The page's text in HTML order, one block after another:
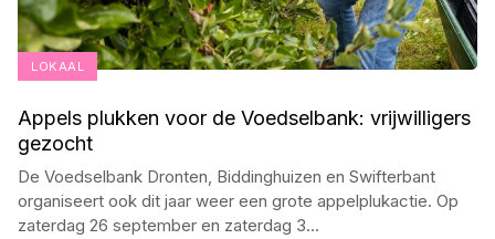
LOKAAL
Appels plukken voor de Voedselbank: vrijwilligers
gezocht
De Voedselbank Dronten, Biddinghuizen en Swifterbant
organiseert ook dit jaar weer een grote appelplukactie. Op
zaterdag 26 september en zaterdag 3...